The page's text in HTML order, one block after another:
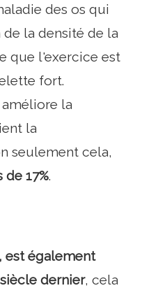
des os qui
la densité de la
que l'exercice est
fort.
la
la
seulement cela,
17%.
est également
dernier, cela